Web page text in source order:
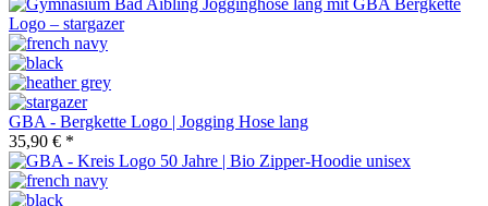
GBA - Bergkette Logo | Jogging Hose lang
35,90 € *